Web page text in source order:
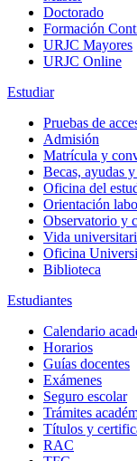
Doctorado
Formación
URJC Mayores
URJC Online
Estudiar
Pruebas de
Admisión
Matrícula y
Becas, ayudas
Oficina del
Orientación
Observatorio y
Vida
Oficina
Biblioteca
Estudiantes
Calendario
Horarios
Guías docentes
Exámenes
Seguro escolar
Trámites
Títulos y
RAC